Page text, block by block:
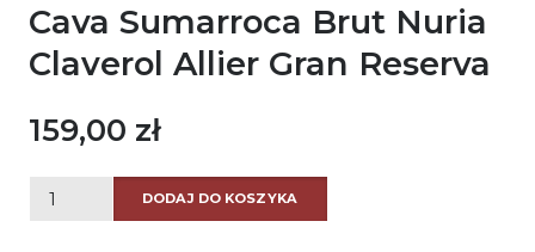
Cava Sumarroca Brut Nuria
Claverol Allier Gran Reserva
159,00 zł
ilość
DODAJ DO KOSZYKA